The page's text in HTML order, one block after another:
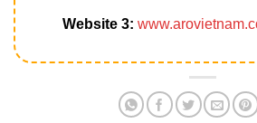
Website 3: